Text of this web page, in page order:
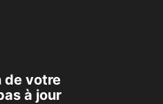
de votre
à jour